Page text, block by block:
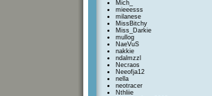
Mich_
mieeesss
milanese
MissBitchy
Miss_Darkie
mullog
NaeVuS
nakkie
ndalmzzl
Necraos
Neeofja12
nella
neotracer
Nthliie